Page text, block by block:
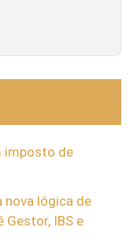
imposto de
nova lógica de
Gestor, IBS e